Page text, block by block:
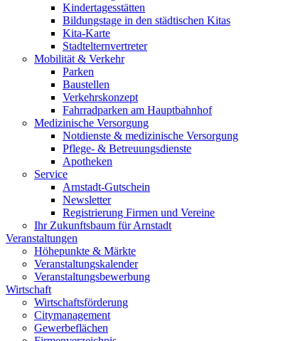
Kindertagesstätten
Bildungstage in den städtischen Kitas
Kita-Karte
Stadtelternvertreter
Mobilität & Verkehr
Parken
Baustellen
Verkehrskonzept
Fahrradparken am Hauptbahnhof
Medizinische Versorgung
Notdienste & medizinische Versorgung
Pflege- & Betreuungsdienste
Apotheken
Service
Arnstadt-Gutschein
Newsletter
Registrierung Firmen und Vereine
Ihr Zukunftsbaum für Arnstadt
Veranstaltungen
Höhepunkte & Märkte
Veranstaltungskalender
Veranstaltungsbewerbung
Wirtschaft
Wirtschaftsförderung
Citymanagement
Gewerbeflächen